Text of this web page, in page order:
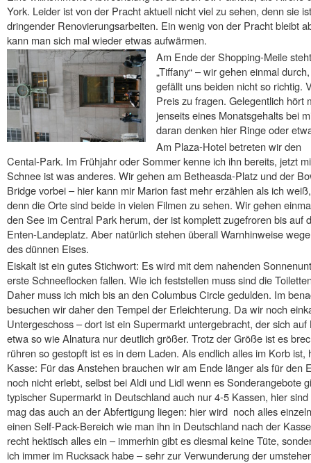
York. Leider ist von der Pracht aktuell nicht viel zu sehen, denn sie
dringender Renovierungsarbeiten. Ein wenig von der Pracht bleibt
kann man sich mal wieder etwas aufwärmen.
Am Ende der Shopping-Meile
„Tiffany“ – wir gehen einmal
gefällt uns beiden nicht so richtig.
Preis zu fragen. Gelegentlich hört
jenseits eines Monatsgehalts bei
daran denken hier Ringe oder
Am Plaza-Hotel betreten wir den
Cental-Park. Im Frühjahr oder Sommer kenne ich ihn bereits, jetzt
Schnee ist was anderes. Wir gehen am Betheasda-Platz und der
Bridge vorbei – hier kann mir Marion fast mehr erzählen als ich weiß,
denn die Orte sind beide in vielen Filmen zu sehen. Wir gehen
den See im Central Park herum, der ist komplett zugefroren bis auf
Enten-Landeplatz. Aber natürlich stehen überall Warnhinweise
des dünnen Eises.
Eiskalt ist ein gutes Stichwort: Es wird mit dem nahenden
erste Schneeflocken fallen. Wie ich feststellen muss sind die
Daher muss ich mich bis an den Columbus Circle gedulden. Im
besuchen wir daher den Tempel der Erleichterung. Da wir noch
Untergeschoss – dort ist ein Supermarkt untergebracht, der sich
etwa so wie Alnatura nur deutlich größer. Trotz der Größe ist es
rühren so gestopft ist es in dem Laden. Als endlich alles im Korb
Kasse: Für das Anstehen brauchen wir am Ende länger als für den
noch nicht erlebt, selbst bei Aldi und Lidl wenn es Sonderangebote
typischer Supermarkt in Deutschland auch nur 4-5 Kassen, hier
mag das auch an der Abfertigung liegen: hier wird noch alles
einen Self-Pack-Bereich wie man ihn in Deutschland nach der
recht hektisch alles ein – immerhin gibt es diesmal keine Tüte,
ich immer im Rucksack habe – sehr zur Verwunderung der